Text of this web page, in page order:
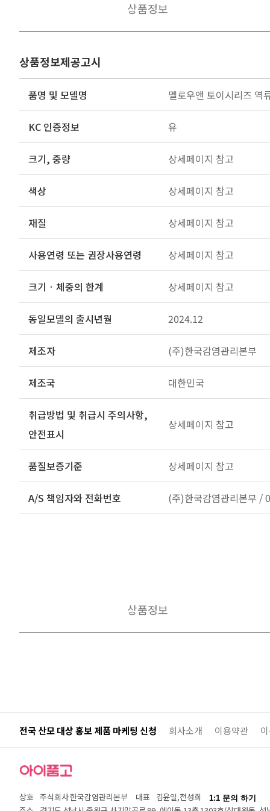
상품정보
상품정보제공고시
품명 및 모델명 멜로우앤 토이시리즈 역
KC 인증정보 유
크기, 중량 상세페이지 참고
색상 상세페이지 참고
재질 상세페이지 참고
사용연령 또는 권장사용연령 상세페이지 참고
크기 · 체중의 한계 상세페이지 참고
동일모델의 출시년월 2024.12
제조자 (주)한국감염관리본부
제조국 대한민국
취급방법 및 취급시 주의사항,
안전표시
상세페이지 참고
품질보증기준 상세페이지 참고
A/S 책임자와 전화번호 (주)한국감염관리본부 /
상품정보
전국 산모 대상 홍보 제품 마케팅 신청 회사소개 이용약관
상호 주식회사 한국감염관리본부 대표 김윤일,전성희 1:1 문의 하기